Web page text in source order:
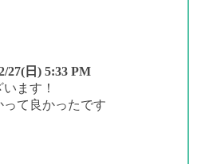
27(日) 5:33 PM
ます！
て良かったです